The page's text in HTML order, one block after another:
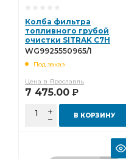
Колба фильтра
топливного грубой
очистки SITRAK C7H
MAX 8X4 6X4 (3 провода ,
WG9925550965/1
WG9925550965/1
Под заказ
Цена в Ярославль
7 475.00 Р
В КОРЗИНУ